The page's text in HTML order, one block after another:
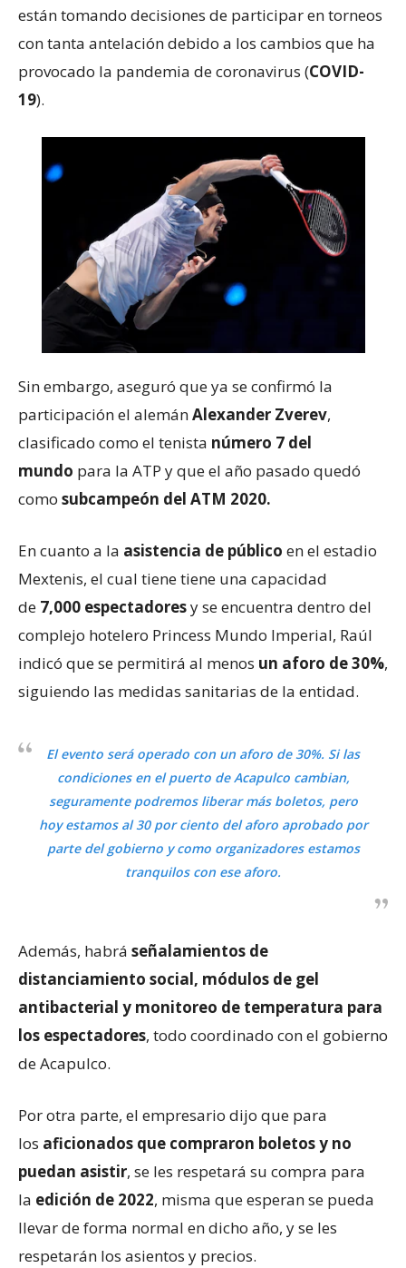
están tomando decisiones de participar en torneos
con tanta antelación debido a los cambios que ha
provocado la pandemia de coronavirus (COVID-
19).
Sin embargo, aseguró que ya se confirmó la
participación el alemánAlexander Zverev,
clasificado como el tenista número 7 del
mundo para la ATP y que el año pasado quedó
como subcampeón del ATM 2020.
En cuanto a la asistencia de público en el estadio
Mextenis, el cual tiene tiene una capacidad
de 7,000 espectadoresy se encuentra dentro del
complejo hotelero Princess Mundo Imperial, Raúl
indicó que se permitirá al menos un aforo de 30%,
siguiendo las medidas sanitarias de la entidad.
El evento será operado con un aforo de 30%. Si las
condiciones en el puerto de Acapulco cambian,
seguramente podremos liberar más boletos, pero
hoy estamos al 30 por ciento del aforo aprobado por
parte del gobierno y como organizadores estamos
tranquilos con ese aforo.
Además, habrá señalamientos de
distanciamiento social, módulos de gel
antibacterial y monitoreo de temperatura para
los espectadores, todo coordinado con el gobierno
de Acapulco.
Por otra parte, el empresario dijo que para
los aficionados que compraron boletos y no
puedan asistir, se les respetará su compra para
la edición de 2022, misma que esperan se pueda
llevar de forma normal en dicho año, y se les
respetarán los asientos y precios.